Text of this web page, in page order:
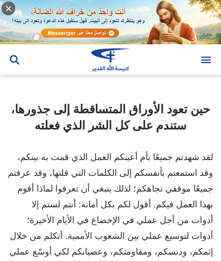
حين تعود الأوراق المتساقطة إلى جذورها،
ستندم على كل الشر الذي فعلته
لقد شهدتم جميعًا بأم أعينكم العمل الذي قمت به بينكم،
وقد استمعتم بأنفسكم إلى الكلمات التي قلتها، وقد عرفتم
جميعًا موقفي تجاهكم؛ لذلك ينبغي أن تعرفوا لماذا أقوم
بهذا العمل فيكم. أقول لكم بكل أمانة: أنتم لستم إلا
أدوات من أجل عملي في الإخضاع في الأيام الأخيرة؛
أدوات لتوسيع عملي بين الشعوب الأممية. أتكلم من خلال
إثمكم، ودنسكم، ومقاومتكم، وعصيانكم لكي أوسّع عملي